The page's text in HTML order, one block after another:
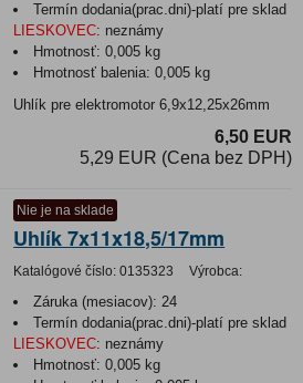
Termín dodania(prac.dni)-platí pre sklad
LIESKOVEC: neznámy
Hmotnosť:0,005 kg
Hmotnosť balenia:0,005 kg
Uhlík pre elektromotor 6,9x12,25x26mm
6,50 EUR
5,29 EUR (Cena bez DPH)
Nie je na sklade
Uhlík 7x11x18,5/17mm
Katalógové číslo: 0135323 Výrobca:
Záruka (mesiacov): 24
Termín dodania(prac.dni)-platí pre sklad
LIESKOVEC: neznámy
Hmotnosť:0,005 kg